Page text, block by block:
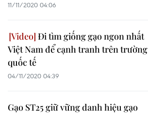
11/11/2020 04:06
Đi tìm giống gạo ngon nhất
Việt Nam để cạnh tranh trên trường
quốc tế
04/11/2020 04:39
Gạo ST25 giữ vững danh hiệu gạo